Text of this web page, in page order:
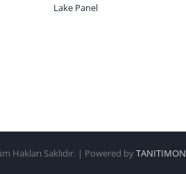
Lake Panel
Hakları Saklıdır. | Powered byTANITIMON